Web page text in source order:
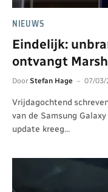
NIEUWS
Eindelijk:
ontvangt
Door Stefan Hage 07/03/
Vrijdagochtend
van de Samsung
update kreeg…